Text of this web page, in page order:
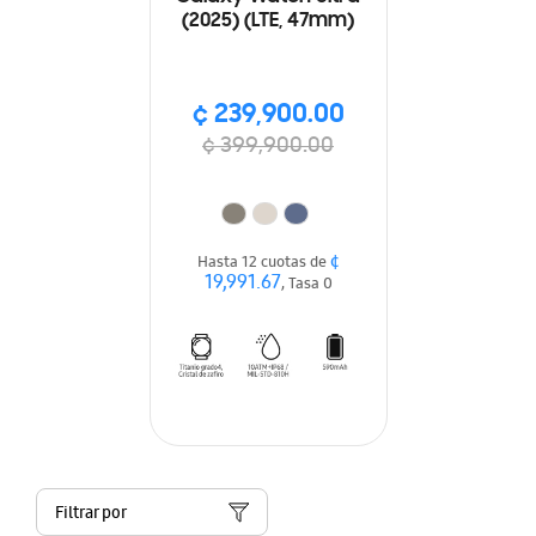
(2025) (LTE, 47mm)
¢ 239,900.00
¢ 399,900.00
Hasta 12 cuotas de¢
19,991.67, Tasa 0
Filtrar por